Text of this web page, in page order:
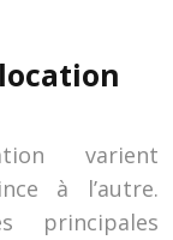
varient
à l’autre.
principales